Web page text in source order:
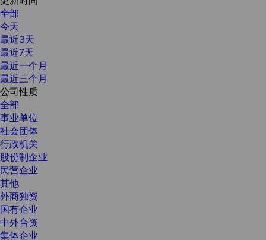
全部
今天
最近3天
最近7天
最近一个月
最近三个月
公司性质
全部
事业单位
社会团体
行政机关
股份制企业
民营企业
其他
外商独资
国有企业
中外合资
集体企业